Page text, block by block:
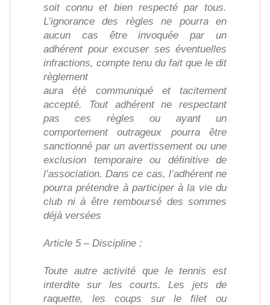
soit connu et bien respecté par tous.
L’ignorance des règles ne pourra en
aucun cas être invoquée par un
adhérent pour excuser ses éventuelles
infractions, compte tenu du fait que le dit
règlement
aura été communiqué et tacitement
accepté. Tout adhérent ne respectant
pas ces règles ou ayant un
comportement outrageux pourra être
sanctionné par un avertissement ou une
exclusion temporaire ou définitive de
l’association. Dans ce cas, l’adhérent ne
pourra prétendre à participer à la vie du
club ni à être remboursé des sommes
déjà versées
Article 5 – Discipline :
Toute autre activité que le tennis est
interdite sur les courts. Les jets de
raquette, les coups sur le filet ou